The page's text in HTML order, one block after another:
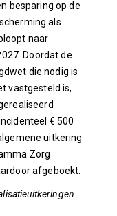
besparing op de
als
naar
Doordat de
die nodig is
vastgesteld is,
€ 500
uitkering
Zorg
afgeboekt.